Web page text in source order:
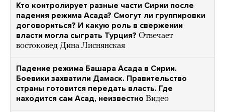
Кто контролирует разные части Сирии после
падения режима Асада? Смогут ли группировки
договориться? И какую роль в свержении
власти могла сыграть Турция? Отвечает
востоковед Дина Лиснянская
Падение режима Башара Асада в Сирии.
Боевики захватили Дамаск. Правительство
страны готовится передать власть. Где
находится сам Асад, неизвестно Видео